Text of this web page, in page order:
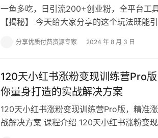
一鱼多吃，日引流200+创业粉，全平台工
【揭秘】 今天给大家分享的这个玩法既能
分享优质付费资源专家 2024 年 8 月 3 日
120天小红书涨粉变现训练营Pro
你量身打造的实战解决方案
120天小红书涨粉变现训练营Pro版，​精准
战解决方案 课程介绍 120天小红书涨粉变